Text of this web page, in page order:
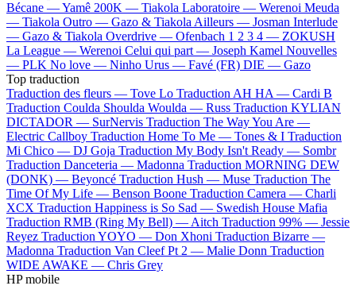
Bécane —Yamê 200K — Tiakola Laboratoire — Werenoi Meuda
— Tiakola Outro — Gazo & Tiakola Ailleurs — Josman Interlude
— Gazo & Tiakola Overdrive — Ofenbach 1 2 3 4 — ZOKUSH
La League — Werenoi Celui qui part — Joseph Kamel Nouvelles
— PLK No love — Ninho Urus — Favé (FR) DIE — Gazo
Top traduction
Traduction des fleurs — Tove Lo Traduction AH HA — Cardi B
Traduction Coulda Shoulda Woulda — Russ Traduction KYLIAN
DICTADOR — SurNervis Traduction The Way You Are —
Electric Callboy Traduction Home To Me — Tones & I Traduction
Mi Chico — DJ Goja Traduction My Body Isn't Ready — Sombr
Traduction Danceteria — Madonna Traduction MORNING DEW
(DONK) — Beyoncé Traduction Hush — Muse Traduction The
Time Of My Life — Benson Boone Traduction Camera — Charli
XCX Traduction Happiness is So Sad — Swedish House Mafia
Traduction RMB (Ring My Bell) — Aitch Traduction 99% — Jessie
Reyez Traduction YOYO — Don Xhoni Traduction Bizarre —
Madonna Traduction Van Cleef Pt 2 — Malie Donn Traduction
WIDE AWAKE — Chris Grey
HP mobile